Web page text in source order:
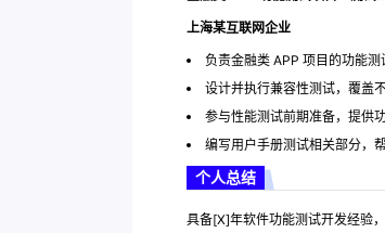
上海某互联网企业
负责金融类 APP 项目的功能测
设计并执行兼容性测试，覆盖
参与性能测试前期准备，提供
编写用户手册测试相关部分，
个人总结
具备[X]年软件功能测试开发经验